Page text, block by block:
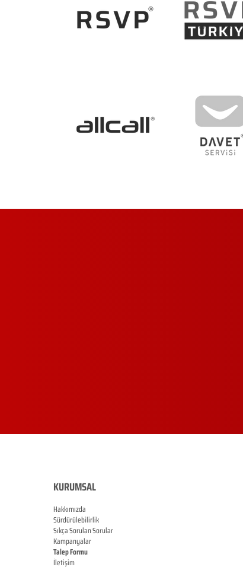
KURUMSAL
Hakkımızda
Sürdürülebilirlik
Sıkça Sorulan Sorular
Kampanyalar
Talep Formu
İletişim